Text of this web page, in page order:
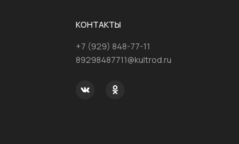
КОНТАКТЫ
+7 (929) 848-77-11
89298487711@kultrod.ru